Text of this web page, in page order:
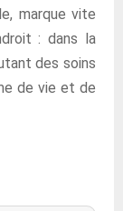
marque vite
: dans la
des soins
de vie et de